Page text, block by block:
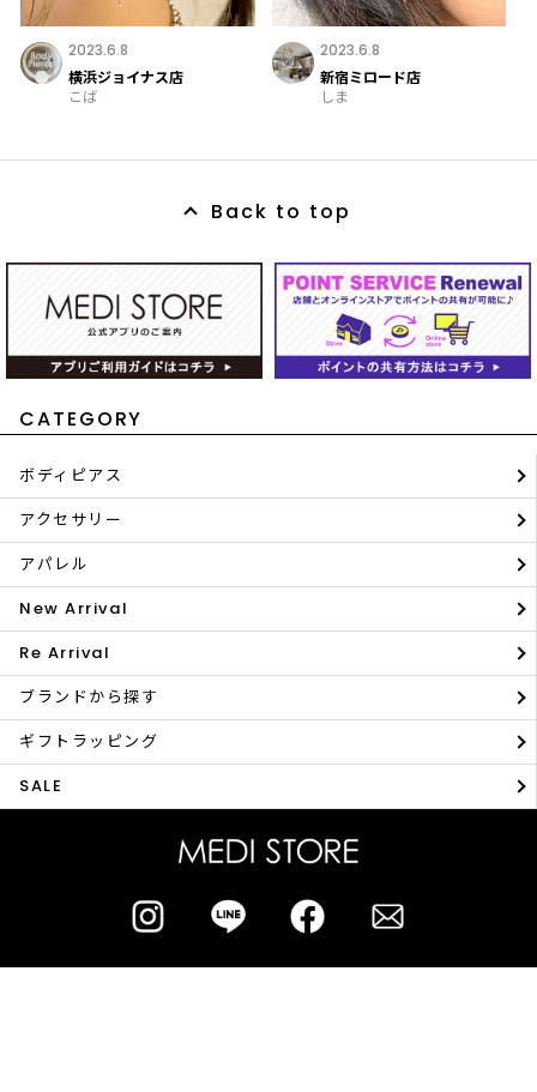
2023.6.8
横浜ジョイナス店
こば
2023.6.8
新宿ミロード店
しま
Back to top
CATEGORY
ボディピアス
アクセサリー
アパレル
New Arrival
Re Arrival
ブランドから探す
ギフトラッピング
SALE